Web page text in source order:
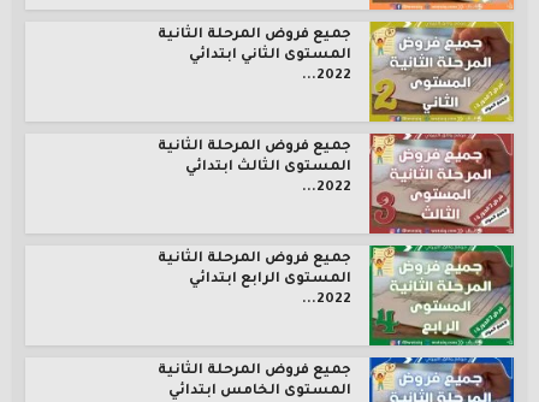
جميع فروض المرحلة الثانية
المستوى الثاني ابتدائي
2022...
جميع فروض المرحلة الثانية
المستوى الثالث ابتدائي
2022...
جميع فروض المرحلة الثانية
المستوى الرابع ابتدائي
2022...
جميع فروض المرحلة الثانية
المستوى الخامس ابتدائي